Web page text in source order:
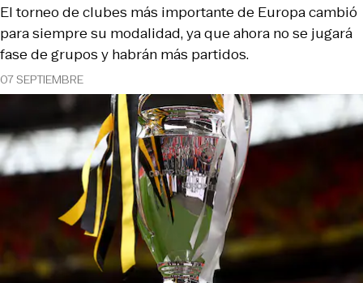
07 SEPTIEMBRE
El torneo de clubes más importante de Europa cambió
para siempre su modalidad, ya que ahora no se jugará
fase de grupos y habrán más partidos.